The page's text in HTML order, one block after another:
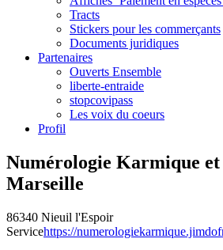
Tracts
Stickers pour les commerçants
Documents juridiques
Partenaires
Ouverts Ensemble
liberte-entraide
stopcovipass
Les voix du coeurs
Profil
Numérologie Karmique
Marseille
86340 Nieuil l'Espoir
Servicehttps://